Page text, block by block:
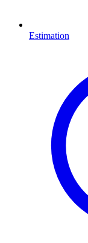
Estimation